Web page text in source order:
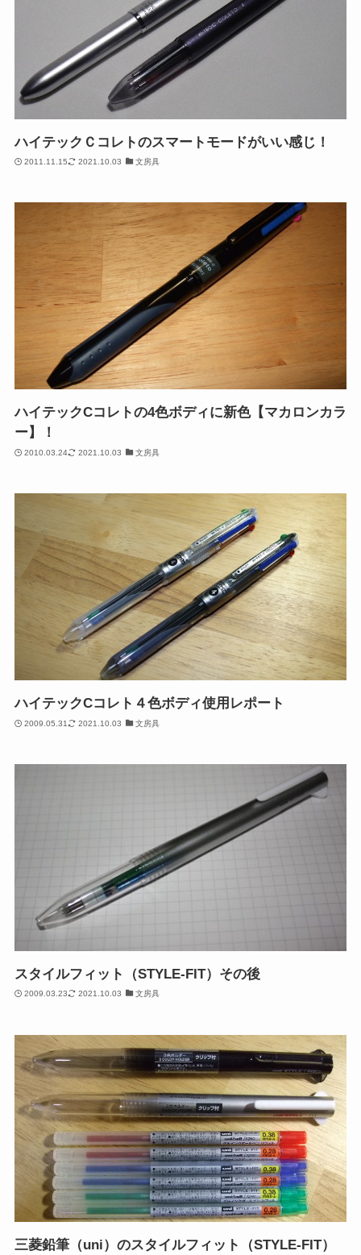
ハイテックＣコレトのスマートモードがいい感じ！
2011.11.15 2021.10.03 文房具
ハイテックCコレトの4色ボディに新色【マカロンカラ
ー】！
2010.03.24 2021.10.03 文房具
ハイテックCコレト４色ボディ使用レポート
2009.05.31 2021.10.03 文房具
スタイルフィット（STYLE-FIT）その後
2009.03.23 2021.10.03 文房具
三菱鉛筆（uni）のスタイルフィット（STYLE-FIT）